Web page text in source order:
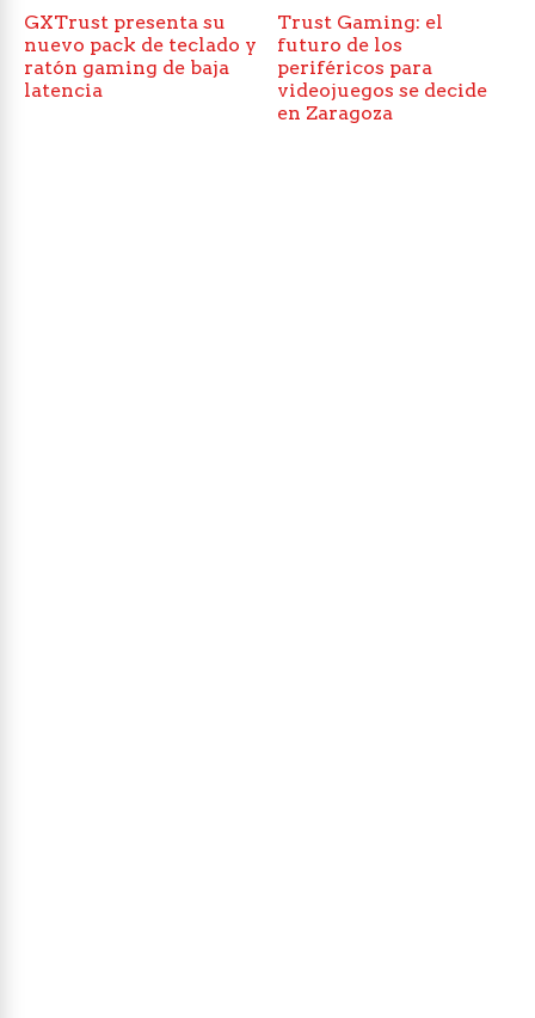
GXTrust presenta su
nuevo pack de teclado y
ratón gaming de baja
latencia
Trust Gaming: el
futuro de los
periféricos para
videojuegos se decide
en Zaragoza